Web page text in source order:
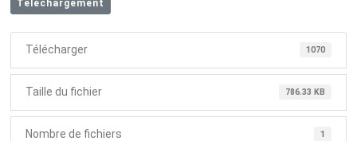
Téléchargement
Télécharger 1070
Taille du fichier 786.33 KB
Nombre de fichiers 1